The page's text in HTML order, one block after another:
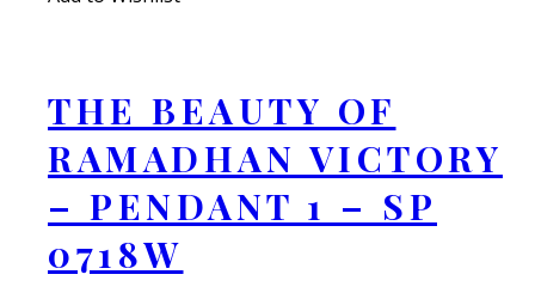
THE BEAUTY OF
RAMADHAN VICTORY
– PENDANT 1 – SP
0718W